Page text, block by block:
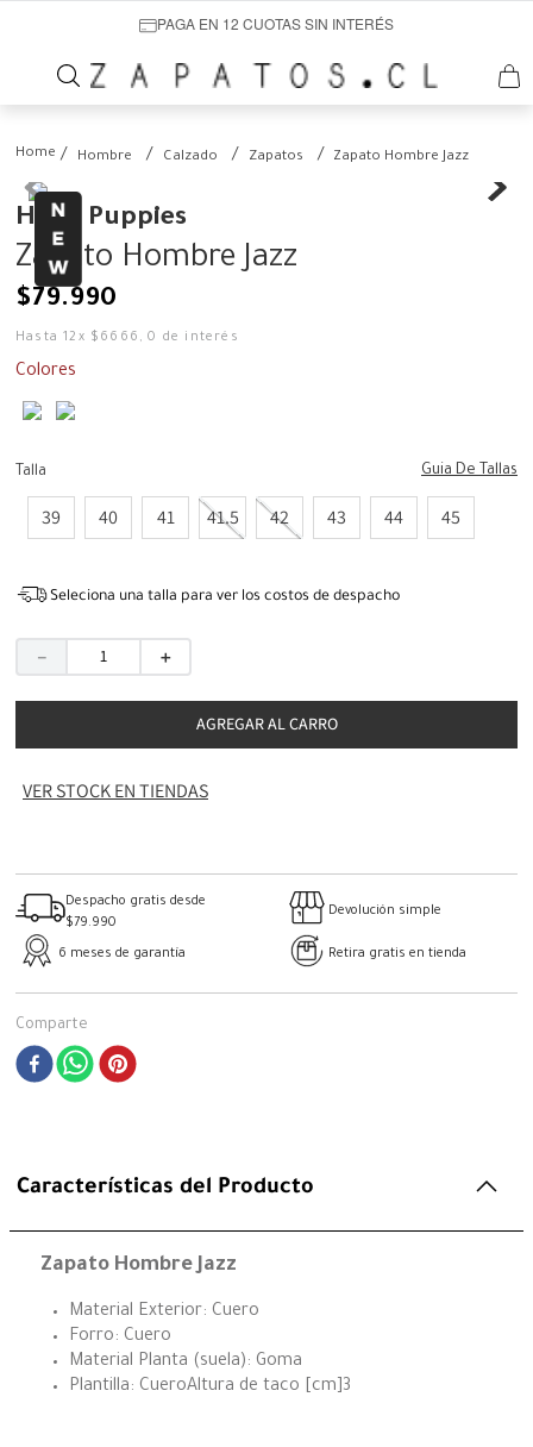
PAGA EN 12 CUOTAS SIN INTERÉS
Hombre Calzado Zapatos Zapato Hombre Jazz
Hush Puppies
Zapato Hombre Jazz
$79.990
Hasta12 x $ 6666 ,0 de interés
Colores
Talla Guia De Tallas
39 40 41 41.5 42 43 44 45
Seleciona una talla para ver los costos de despacho
＋
－
AGREGAR AL CARRO
VER STOCK EN TIENDAS
Despacho gratis desde
$79.990
Devolución simple
6 meses de garantía Retira gratis en tienda
Comparte
Características del Producto
Zapato Hombre Jazz
Material Exterior: Cuero
Forro: Cuero
Material Planta (suela): Goma
Plantilla: CueroAltura de taco [cm]3